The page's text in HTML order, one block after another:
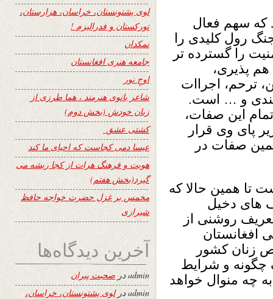
که سهم فعال
رول کلیدی را
را گسترده تر
پذیری،
ترحم، اجراات
و … است.
این صفات،
پای وی قرار
صفات در
تا همین حالا که
های دخیل
روشنی از
افغانستان
زنان کشور
چگونه و شرایط
چه منوال خواهد
لوی پشتونستان، خراسان، هزارستان،
تورکستان و فدرالیزم !
نمکدان
جامعه هنری افغانستان
اوجِ نور
شاعر بانوی هنرمند ، هما طرزی از
زبان خودش (بخش دوم)
کشتی عشق
عیسا دمی کجاست که احیای ما کند
هویت و فرهنگ هرات از کجا ریشه می
گیرد(بخش هفتم)
مخمس بر غزل حضرت خواجه حافظ
شیرازی
آخرین دیدگاه‌ها
adminدر صحبت پیران
admin درلوی پشتونستان، خراسان،